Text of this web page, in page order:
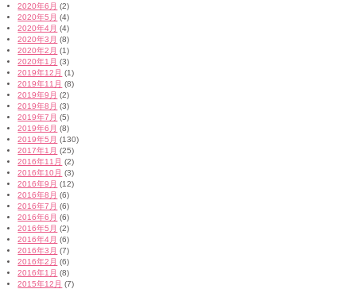
2020年6月 (2)
2020年5月 (4)
2020年4月 (4)
2020年3月 (8)
2020年2月 (1)
2020年1月 (3)
2019年12月 (1)
2019年11月 (8)
2019年9月 (2)
2019年8月 (3)
2019年7月 (5)
2019年6月 (8)
2019年5月 (130)
2017年1月 (25)
2016年11月 (2)
2016年10月 (3)
2016年9月 (12)
2016年8月 (6)
2016年7月 (6)
2016年6月 (6)
2016年5月 (2)
2016年4月 (6)
2016年3月 (7)
2016年2月 (6)
2016年1月 (8)
2015年12月 (7)